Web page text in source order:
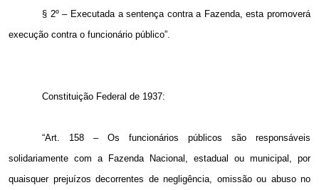
§ 2º – Executada a sentença contra a Fazenda, esta promoverá
execução contra o funcionário público”.
Constituição Federal de 1937:
“Art. 158 – Os funcionários públicos são responsáveis
solidariamente com a Fazenda Nacional, estadual ou municipal, por
quaisquer prejuízos decorrentes de negligência, omissão ou abuso no